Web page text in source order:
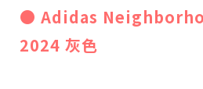
● Adidas
2024 灰色